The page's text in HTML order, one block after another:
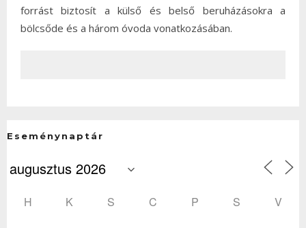
forrást biztosít a külső és belső beruházásokra a
bölcsőde és a három óvoda vonatkozásában.
Eseménynaptár
H K S C P S V